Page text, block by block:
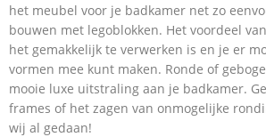
het meubel voor je badkamer net zo
bouwen met legoblokken. Het voordeel
het gemakkelijk te verwerken is en je er
vormen mee kunt maken. Ronde of
mooie luxe uitstraling aan je badkamer.
frames of het zagen van onmogelijke
wij al gedaan!